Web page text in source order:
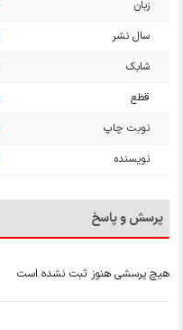
زبان
سال نشر
شابک
قطع
نوبت چاپ
نویسنده
پرسش و پاسخ
هیچ پرسشی هنوز ثبت نشده است